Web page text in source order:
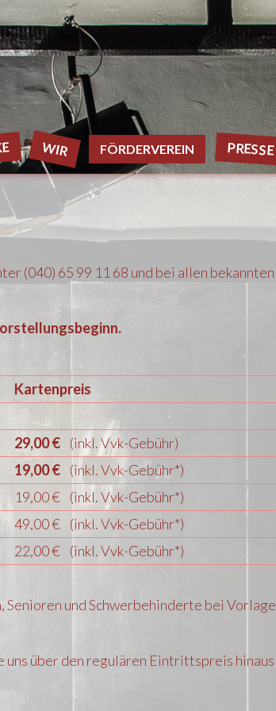
WIR FÖRDERVEREIN PRESSE
(040) 65 99 11 68 und bei allen bekannten
Kartenpreis
29,00 € (inkl. Vvk-Gebühr)
19,00 € (inkl. Vvk-Gebühr*)
19,00 € (inkl. Vvk-Gebühr*)
49,00 € (inkl. Vvk-Gebühr*)
22,00 € (inkl. Vvk-Gebühr*)
Senioren und Schwerbehinderte bei Vorlage
uns über den regulären Eintrittspreis hinaus